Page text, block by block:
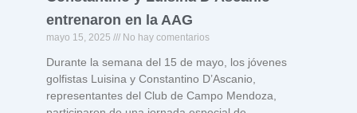
entrenaron en la AAG
mayo 15, 2025 No hay comentarios
Durante la semana del 15 de mayo, los jóvenes
golfistas Luisina y Constantino D’Ascanio,
representantes del Club de Campo Mendoza,